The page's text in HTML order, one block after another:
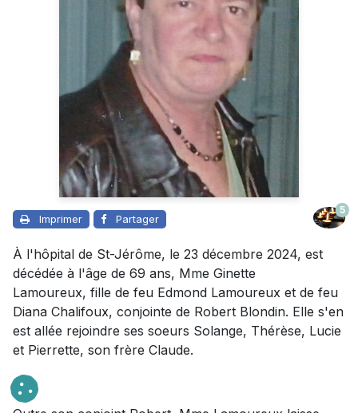
Imprimer Partager
5
À l'hôpital de St-Jérôme, le 23 décembre 2024, est
décédée à l'âge de 69 ans, Mme Ginette
Lamoureux, fille de feu Edmond Lamoureux et de feu
Diana Chalifoux, conjointe de Robert Blondin. Elle s'en
est allée rejoindre ses soeurs Solange, Thérèse, Lucie
et Pierrette, son frère Claude.